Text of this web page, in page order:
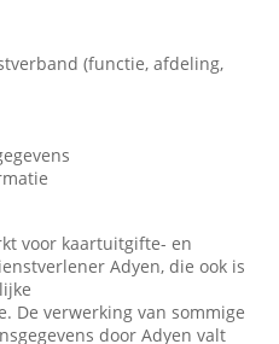
(functie, afdeling,
voor kaartuitgifte- en
Adyen, die ook is
De verwerking van sommige
door Adyen valt